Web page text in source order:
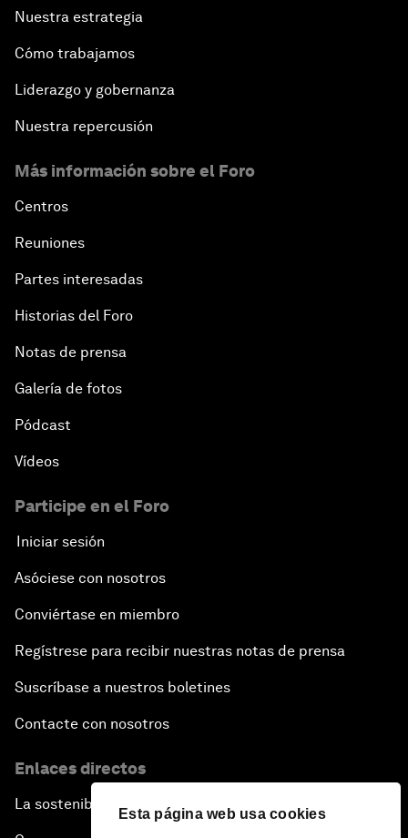
Esta página web usa cookies
Nuestra estrategia
Cómo trabajamos
Liderazgo y gobernanza
Nuestra repercusión
Más información sobre el Foro
Centros
Reuniones
Partes interesadas
Historias del Foro
Notas de prensa
Galería de fotos
Pódcast
Vídeos
Participe en el Foro
Iniciar sesión
Asóciese con nosotros
Conviértase en miembro
Regístrese para recibir nuestras notas de prensa
Suscríbase a nuestros boletines
Contacte con nosotros
Enlaces directos
La sostenibilidad en el Foro